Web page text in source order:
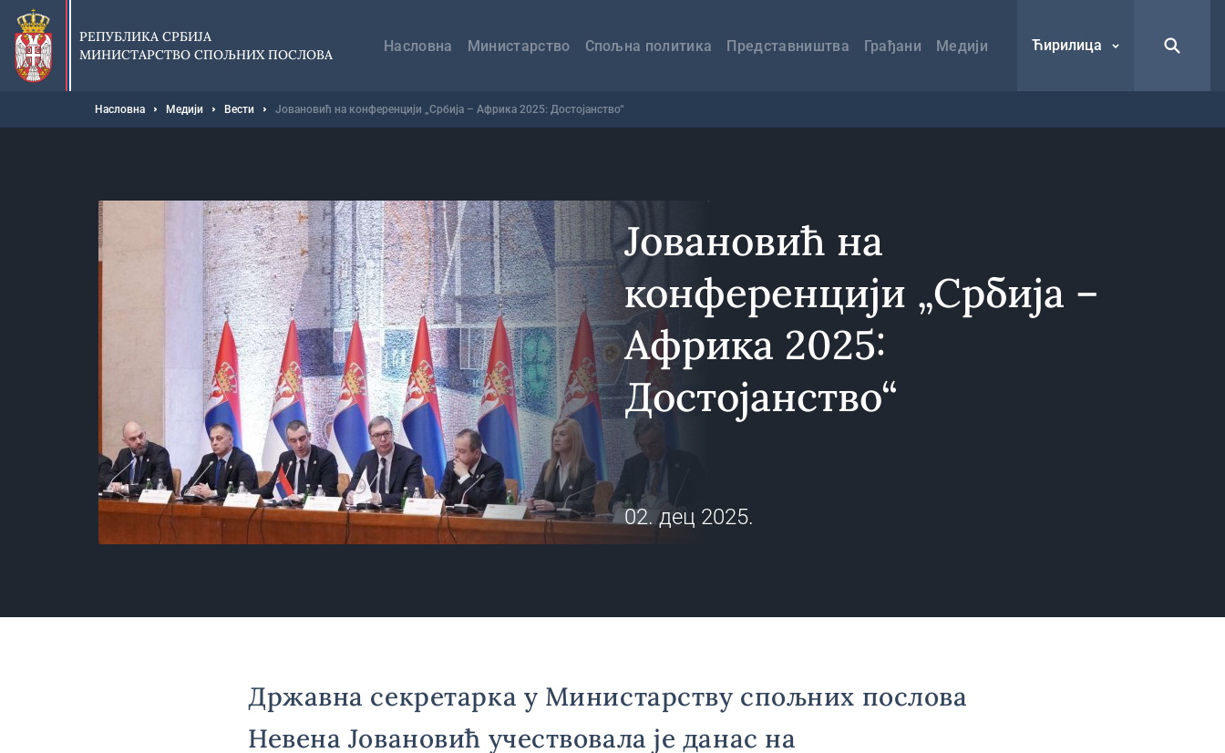
Прескочи
главни
део
садржаја
РЕПУБЛИКА СРБИЈА
МИНИСТАРСТВО СПОЉНИХ ПОСЛОВА
навигација
Насловна Министарство Спољна политика Представништва Грађани Медији Ћирилица
Мрвице
Насловна Медији Вести Јовановић на конференцији „Србија – Африка 2025: Достојанство“
Јовановић на
конференцији „Србија –
Африка 2025:
Достојанство“
02. дец 2025.
Државна секретарка у Министарству спољних послова
Невена Јовановић учествовала је данас на